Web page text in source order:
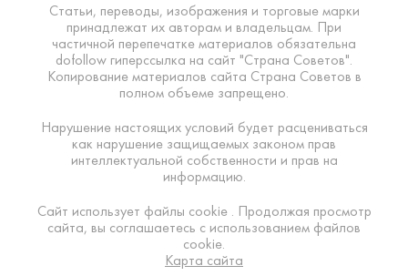
Статьи, переводы, изображения и торговые марки
принадлежат их авторам и владельцам. При
частичной перепечатке материалов обязательна
dofollow гиперссылка на сайт "Страна Советов".
Копирование материалов сайта Страна Советов в
полном объеме запрещено.
Нарушение настоящих условий будет расцениваться
как нарушение защищаемых законом прав
интеллектуальной собственности и прав на
информацию.
Сайт использует файлы cookie . Продолжая просмотр
сайта, вы соглашаетесь с использованием файлов
cookie.
Карта сайта